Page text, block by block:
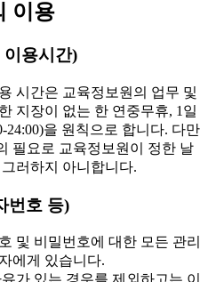
이용
이용시간)
시간은 교육정보원의 업무 및
지장이 없는 한 연중무휴, 1일
24:00)을 원칙으로 합니다. 다만
필요로 교육정보원이 정한 날
러하지 아니합니다.
번호 등)
및 비밀번호에 대한 모든 관리
에게 있습니다.